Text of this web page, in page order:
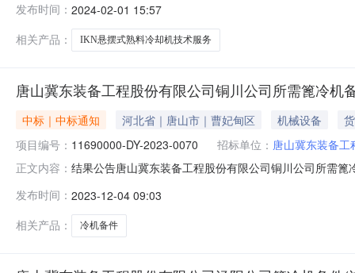
北京苏米特国际贸易有限公司请中选单位与本公司联系
发布时间： 2024-02-01 15:57
相关产品：
IKN悬摆式熟料冷却机技术服务
唐山冀东装备工程股份有限公司铜川公司所需篦冷机
中标｜中标通知 河北省｜唐山市｜曹妃甸区 机械设备
项目编号： 11690000-DY-2023-0070 招标单位： 唐山冀东装备
正文内容： 结果公告唐山冀东装备工程股份有限公司铜川公司所需
位如下：序号物料类别中选单位1烧成专用设备及机械备
发布时间： 2023-12-04 09:03
相关产品：
冷机备件